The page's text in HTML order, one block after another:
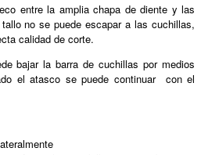
entre la amplia chapa de diente y las
no se puede escapar a las cuchillas,
calidad de corte.
bajar la barra de cuchillas por medios
el atasco se puede continuar con el